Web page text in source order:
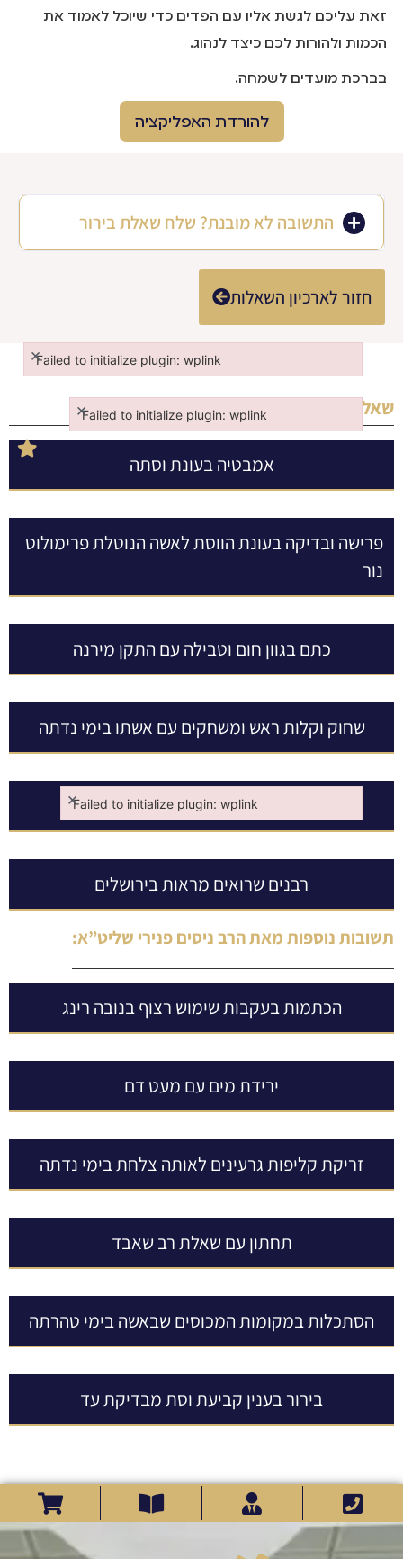
זאת עליכם לגשת אליו עם הפדים כדי שיוכל לאמוד את
הכמות ולהורות לכם כיצד לנהוג.
בברכת מועדים לשמחה.
להורדת האפליקציה
התשובה לא מובנת? שלח שאלת בירור
חזור לארכיון השאלות
שאלות נוספות בנושאטהרה:
אמבטיה בעונת וסתה
פרישה ובדיקה בעונת הווסת לאשה הנוטלת פרימולוט
נור
כתם בגוון חום וטבילה עם התקן מירנה
שחוק וקלות ראש ומשחקים עם אשתו בימי נדתה
לא לטבול כדי למנוע הריון
רבנים שרואים מראות בירושלים
תשובות נוספות מאתהרב ניסים פנירי שליט”א:
הכתמות בעקבות שימוש רצוף בנובה רינג
ירידת מים עם מעט דם
זריקת קליפות גרעינים לאותה צלחת בימי נדתה
תחתון עם שאלת רב שאבד
הסתכלות במקומות המכוסים שבאשה בימי טהרתה
בירור בענין קביעת וסת מבדיקת עד
Failed to initialize plugin: wplink
×
Failed to initialize plugin: wplink
Failed to initialize plugin: wplink
×
Failed to initialize plugin: wplink
Failed to initialize plugin: wplink
×
Failed to initialize plugin: wplink